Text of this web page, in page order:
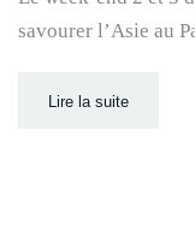
savourer l’Asie au
Lire la suite